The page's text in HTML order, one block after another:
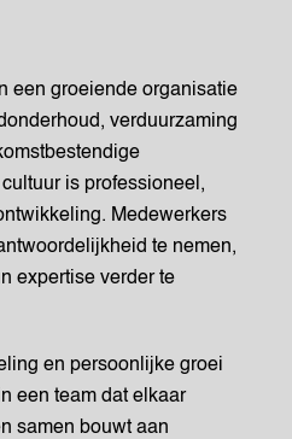
een groeiende organisatie
verduurzaming
is professioneel,
Medewerkers
te nemen,
expertise verder te
en persoonlijke groei
een team dat elkaar
samen bouwt aan